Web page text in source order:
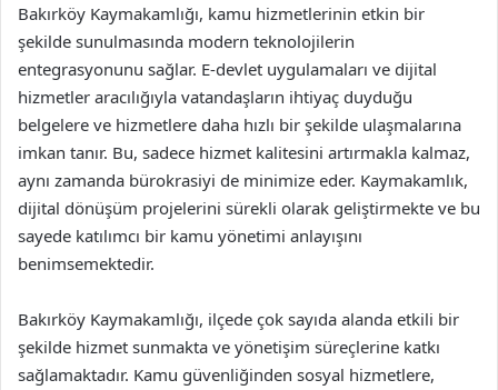
Bakırköy Kaymakamlığı, kamu hizmetlerinin etkin bir
şekilde sunulmasında modern teknolojilerin
entegrasyonunu sağlar. E-devlet uygulamaları ve dijital
hizmetler aracılığıyla vatandaşların ihtiyaç duyduğu
belgelere ve hizmetlere daha hızlı bir şekilde ulaşmalarına
imkan tanır. Bu, sadece hizmet kalitesini artırmakla kalmaz,
aynı zamanda bürokrasiyi de minimize eder. Kaymakamlık,
dijital dönüşüm projelerini sürekli olarak geliştirmekte ve bu
sayede katılımcı bir kamu yönetimi anlayışını
benimsemektedir.
Bakırköy Kaymakamlığı, ilçede çok sayıda alanda etkili bir
şekilde hizmet sunmakta ve yönetişim süreçlerine katkı
sağlamaktadır. Kamu güvenliğinden sosyal hizmetlere,